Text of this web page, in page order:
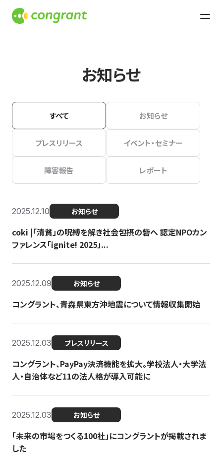
お知らせ
すべて お知らせ
プレスリリース イベント・セミナー
障害報告 レポート
2025.12.10 お知らせ
coki |「清貧」の呪縛を解き社会包摂の砦へ 認定NPOカン
ファレンス「ignite! 2025」...
2025.12.09 お知らせ
コングラント、青森県東方沖地震について情報収集開始
2025.12.03 プレスリリース
コングラント、PayPay決済機能を拡大。学校法人・大学法
人・自治体など11の法人格が導入可能に
2025.12.03 お知らせ
「未来の市場をつくる100社」にコングラントが掲載されま
した